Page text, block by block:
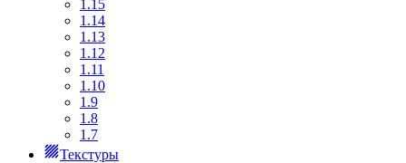
1.15
1.14
1.13
1.12
1.11
1.10
1.9
1.8
1.7
Текстуры